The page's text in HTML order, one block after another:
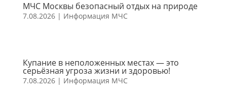
МЧС Москвы безопасный отдых на природе
7.08.2026| Информация МЧС
Купание в неположенных местах — это
серьёзная угроза жизни и здоровью!
7.08.2026| Информация МЧС